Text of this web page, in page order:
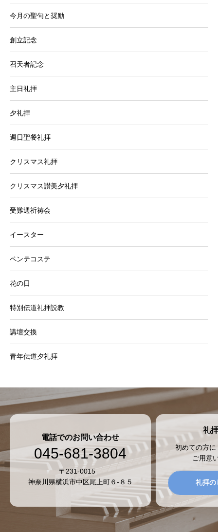
今月の聖句と奨励
創立記念
召天者記念
主日礼拝
夕礼拝
週日聖餐礼拝
クリスマス礼拝
クリスマス讃美夕礼拝
受難週祈祷会
イースター
ペンテコステ
花の日
特別伝道礼拝説教
講壇交換
青年伝道夕礼拝
電話でのお問い合わせ
045-681-3804
〒231-0015
神奈川県横浜市中区尾上町６-８５
礼
初めての方
ご用意
礼拝の